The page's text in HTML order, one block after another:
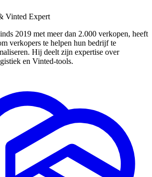
Vinted Expert
2019 met meer dan 2.000 verkopen, heeft
verkopers te helpen hun bedrijf te
Hij deelt zijn expertise over
en Vinted-tools.